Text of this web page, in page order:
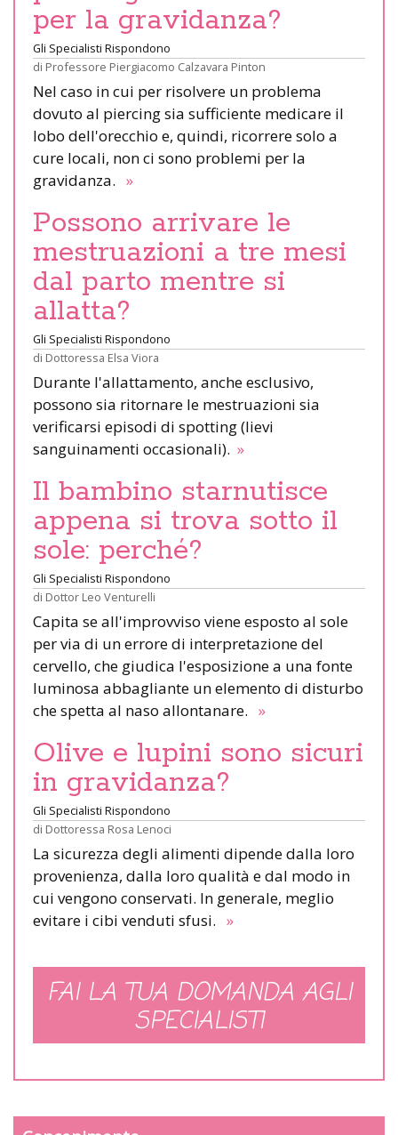
per la gravidanza?
Gli Specialisti Rispondono
di Professore Piergiacomo Calzavara Pinton
Nel caso in cui per risolvere un problema
dovuto al piercing sia sufficiente medicare il
lobo dell'orecchio e, quindi, ricorrere solo a
cure locali, non ci sono problemi per la
gravidanza. »
Possono arrivare le
mestruazioni a tre mesi
dal parto mentre si
allatta?
Gli Specialisti Rispondono
di Dottoressa Elsa Viora
Durante l'allattamento, anche esclusivo,
possono sia ritornare le mestruazioni sia
verificarsi episodi di spotting (lievi
sanguinamenti occasionali). »
Il bambino starnutisce
appena si trova sotto il
sole: perché?
Gli Specialisti Rispondono
di Dottor Leo Venturelli
Capita se all'improvviso viene esposto al sole
per via di un errore di interpretazione del
cervello, che giudica l'esposizione a una fonte
luminosa abbagliante un elemento di disturbo
che spetta al naso allontanare. »
Olive e lupini sono sicuri
in gravidanza?
Gli Specialisti Rispondono
di Dottoressa Rosa Lenoci
La sicurezza degli alimenti dipende dalla loro
provenienza, dalla loro qualità e dal modo in
cui vengono conservati. In generale, meglio
evitare i cibi venduti sfusi. »
FAI LA TUA DOMANDA AGLI
SPECIALISTI